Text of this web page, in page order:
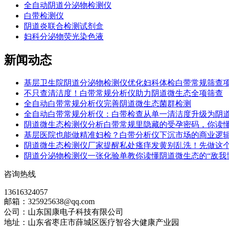
全自动阴道分泌物检测仪
白带检测仪
阴道炎联合检测试剂盒
妇科分泌物荧光染色液
新闻动态
基层卫生院阴道分泌物检测仪优化妇科体检白带常规筛查
不只查清洁度！白带常规分析仪助力阴道微生态全项筛查
全自动白带常规分析仪完善阴道微生态菌群检测
全自动白带常规分析仪：白带检查从单一清洁度升级为阴
阴道微生态检测仪分析白带常规里隐藏的受孕密码，你读
基层医院也能做精准妇检？白带分析仪下沉市场的商业逻
阴道微生态检测仪厂家提醒私处瘙痒发黄别乱洗！先做这
阴道分泌物检测仪一张化验单教你读懂阴道微生态的“敌我
咨询热线
13616324057
邮箱：325925638@qq.com
公司：山东国康电子科技有限公司
地址：山东省枣庄市薛城区医疗智谷大健康产业园